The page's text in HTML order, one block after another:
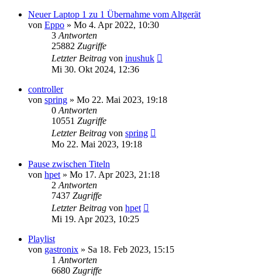
Neuer Laptop 1 zu 1 Übernahme vom Altgerät
von Eppo » Mo 4. Apr 2022, 10:30
3 Antworten
25882 Zugriffe
Letzter Beitrag von inushuk
Mi 30. Okt 2024, 12:36
controller
von spring » Mo 22. Mai 2023, 19:18
0 Antworten
10551 Zugriffe
Letzter Beitrag von spring
Mo 22. Mai 2023, 19:18
Pause zwischen Titeln
von hpet » Mo 17. Apr 2023, 21:18
2 Antworten
7437 Zugriffe
Letzter Beitrag von hpet
Mi 19. Apr 2023, 10:25
Playlist
von gastronix » Sa 18. Feb 2023, 15:15
1 Antworten
6680 Zugriffe